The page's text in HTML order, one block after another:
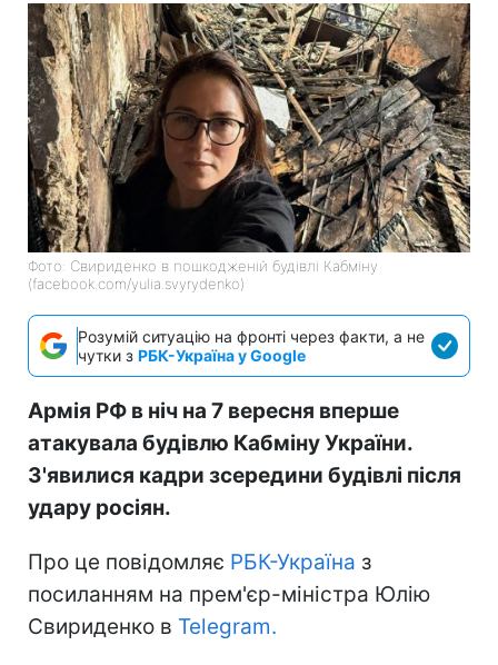
Фото: Свириденко в пошкодженій будівлі Кабміну
(facebook.com/yulia.svyrydenko)
Розумій ситуацію на фронті через факти, а не
чутки з РБК-Україна у Google
Армія РФ в ніч на 7 вересня вперше
атакувала будівлю Кабміну України.
З'явилися кадри зсередини будівлі після
удару росіян.
Про це повідомляє РБК-Україна з
посиланням на прем'єр-міністра Юлію
Свириденко в Telegram.